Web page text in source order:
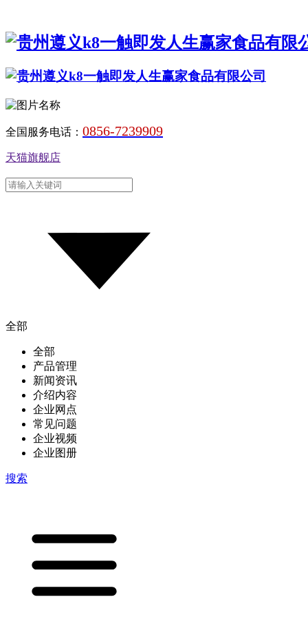
全国服务电话： 0856-7239909
天猫旗舰店
全部
全部
产品管理
新闻资讯
介绍内容
企业网点
常见问题
企业视频
企业图册
搜索